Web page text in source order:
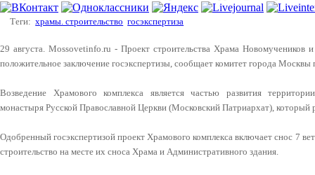
Теги: храмы. строительство госэкспертиза
29 августа. Mossovetinfo.ru - Проект строительства Храма Новомучеников
положительное заключение госэкспертизы, сообщает комитет города Москвы
Возведение Храмового комплекса является частью развития
монастыря Русской Православной Церкви (Московский Патриархат), который
Одобренный госэкспертизой проект Храмового комплекса включает снос 7
строительство на месте их сноса Храма и Административного здания.